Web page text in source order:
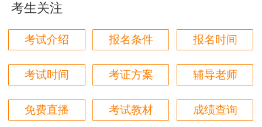
用户85****06
真的是把学习变成自己能理解的语言最重要！
用户m1****88
太喜欢王英老师了
平台历史购买的课程，老师讲的多非常好
考生关注
考试介绍 报名条件 报名时间
考试时间 考证方案 辅导老师
免费直播 考试教材 成绩查询